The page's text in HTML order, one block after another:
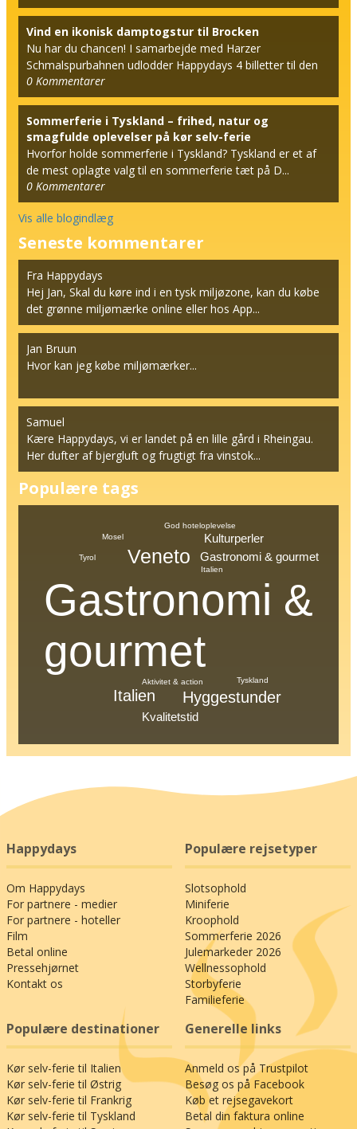
Vind en ikonisk damptogstur til Brocken
Nu har du chancen! I samarbejde med Harzer
Schmalspurbahnen udlodder Happydays 4 billetter til den
berømt...
0 Kommentarer
Sommerferie i Tyskland – frihed, natur og
smagfulde oplevelser på kør selv-ferie
Hvorfor holde sommerferie i Tyskland? Tyskland er et af
de mest oplagte valg til en sommerferie tæt på D...
0 Kommentarer
Vis alle blogindlæg
Seneste kommentarer
Fra Happydays
Hej Jan, Skal du køre ind i en tysk miljøzone, kan du købe
det grønne miljømærke online eller hos App...
Jan Bruun
Hvor kan jeg købe miljømærker...
Samuel
Kære Happydays, vi er landet på en lille gård i Rheingau.
Her dufter af bjergluft og frugtigt fra vinstok...
Populære tags
Gastronomi &
gourmet
Veneto
Italien Hyggestunder
Gastronomi & gourmet
Kvalitetstid
Kulturperler
Aktivitet & action
God hoteloplevelse
Tyskland
Italien
Tyrol
Mosel
Happydays
Om Happydays
For partnere - medier
For partnere - hoteller
Film
Betal online
Pressehjørnet
Kontakt os
Populære rejsetyper
Slotsophold
Miniferie
Kroophold
Sommerferie 2026
Julemarkeder 2026
Wellnessophold
Storbyferie
Familieferie
Populære destinationer
Kør selv-ferie til Italien
Kør selv-ferie til Østrig
Kør selv-ferie til Frankrig
Kør selv-ferie til Tyskland
Generelle links
Anmeld os på Trustpilot
Besøg os på Facebook
Køb et rejsegavekort
Betal din faktura online